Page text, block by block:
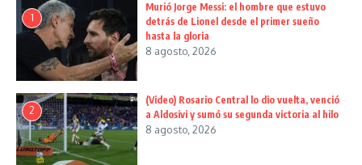
1
Murió Jorge Messi: el hombre que estuvo
detrás de Lionel desde el primer sueño
hasta la gloria
8 agosto, 2026
2
(Video) Rosario Central lo dio vuelta, venció
a Aldosivi y sumó su segunda victoria al hilo
8 agosto, 2026